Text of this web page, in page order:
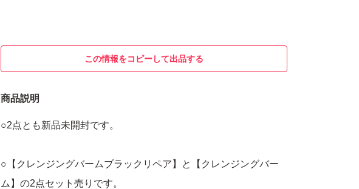
この情報をコピーして出品する
商品説明
○2点とも新品未開封です。
○【クレンジングバームブラックリペア】と【クレンジングバー
ム】の2点セット売りです。